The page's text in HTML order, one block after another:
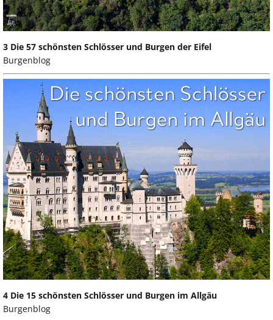
3 Die 57 schönsten Schlösser und Burgen der Eifel
Burgenblog
4 Die 15 schönsten Schlösser und Burgen im Allgäu
Burgenblog